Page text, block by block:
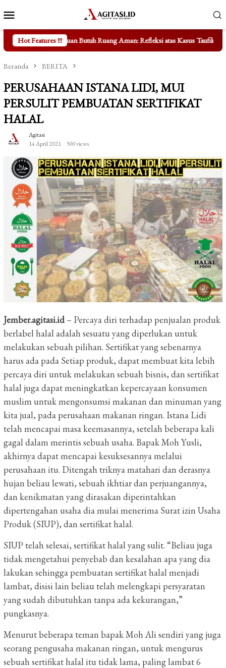
ke
kontenMobile
Hot Features !!!
Ruang Aman: Refleksi atas Kasus Taufik Hidayat
Beranda BERITA
PERUSAHAAN ISTANA LIDI, MUI
PERSULIT PEMBUATAN SERTIFIKAT
HALAL
Agitasi
14 April 2021
300 views
Jember.agitasi.id– Percaya diri terhadap penjualan produk
berlabel halal adalah sesuatu yang diperlukan untuk
melakukan sebuah pilihan. Sertifikat yang sebenarnya
harus ada pada Setiap produk, dapat membuat kita lebih
percaya diri untuk melakukan sebuah bisnis, dan sertifikat
halal juga dapat meningkatkan kepercayaan konsumen
muslim untuk mengonsumsi makanan dan minuman yang
kita jual, pada perusahaan makanan ringan. Istana Lidi
telah mencapai masa keemasannya, setelah beberapa kali
gagal dalam merintis sebuah usaha. Bapak Moh Yusli,
akhirnya dapat mencapai kesuksesannya melalui
perusahaan itu. Ditengah triknya matahari dan derasnya
hujan beliau lewati, sebuah ikhtiar dan perjuangannya,
dan kenikmatan yang dirasakan diperintahkan
dipertengahan usaha dia mulai menerima Surat izin Usaha
Produk (SIUP), dan sertifikat halal.
SIUP telah selesai, sertifikat halal yang sulit. “Beliau juga
tidak mengetahui penyebab dan kesalahan apa yang dia
lakukan sehingga pembuatan sertifikat halal menjadi
lambat, disisi lain beliau telah melengkapi persyaratan
yang sudah dibutuhkan tanpa ada kekurangan,”
pungkasnya.
Menurut beberapa teman bapak Moh Ali sendiri yang juga
seorang pengusaha makanan ringan, untuk mengurus
sebuah sertifikat halal itu tidak lama, paling lambat 6